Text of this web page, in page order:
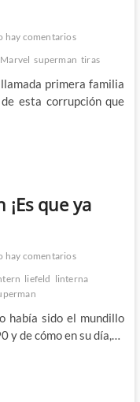
hay comentarios
Marvel superman tiras
primera familia
esta corrupción que
que ya
hay comentarios
liefeld linterna
había sido el mundillo
y de cómo en su día,…